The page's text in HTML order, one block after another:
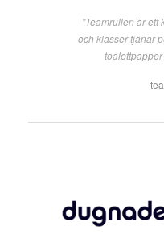
"Teamrullen är ett
och klasser tjänar